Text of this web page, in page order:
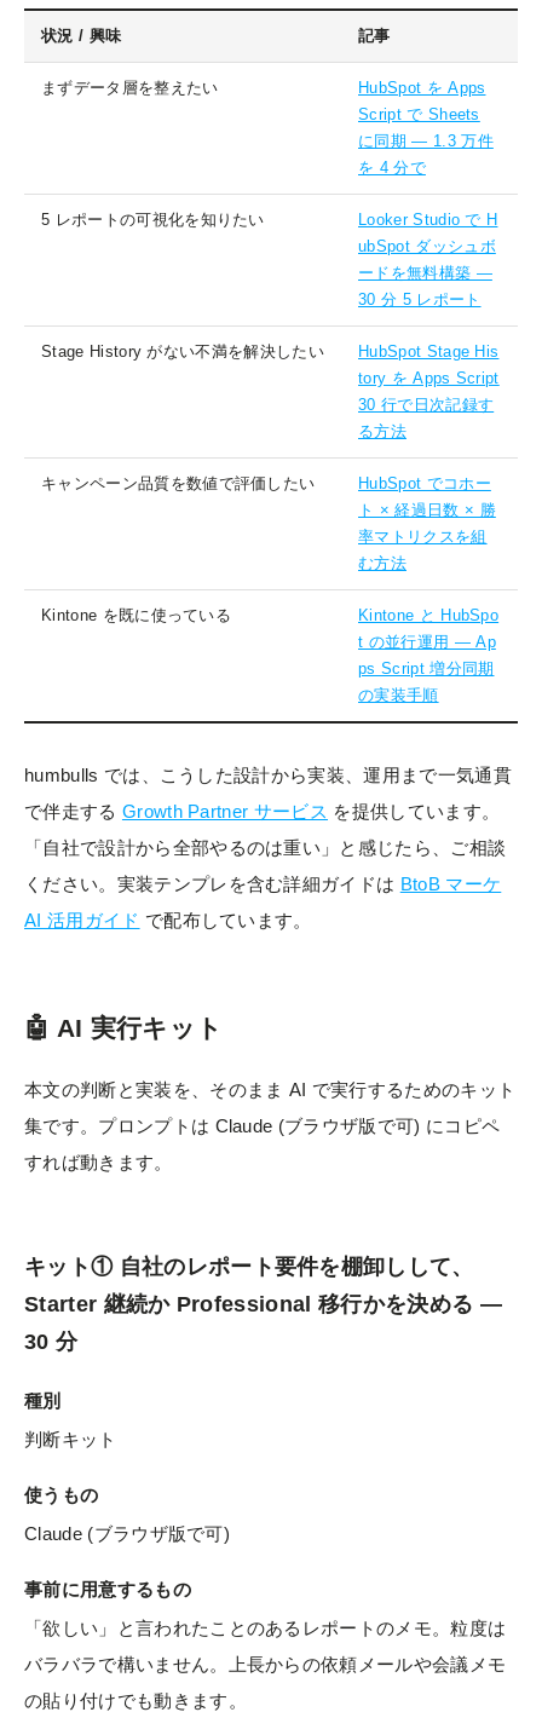
状況 / 興味 記事
まずデータ層を整えたい
HubSpot を Apps
Script で Sheets
に同期 — 1.3 万件
を 4 分で
5 レポートの可視化を知りたい
Looker Studio で H
ubSpot ダッシュボ
ードを無料構築 —
30 分 5 レポート
Stage History がない不満を解決したい
HubSpot Stage His
tory を Apps Script
30 行で日次記録す
る方法
キャンペーン品質を数値で評価したい
HubSpot でコホー
ト × 経過日数 × 勝
率マトリクスを組
む方法
Kintone を既に使っている
Kintone と HubSpo
t の並行運用 — Ap
ps Script 増分同期
の実装手順
humbulls では、こうした設計から実装、運用まで一気通貫
で伴走する Growth Partner サービス を提供しています。
「自社で設計から全部やるのは重い」と感じたら、ご相談
ください。実装テンプレを含む詳細ガイドは BtoB マーケ
AI 活用ガイド で配布しています。
🤖 AI 実行キット
本文の判断と実装を、そのまま AI で実行するためのキット
集です。プロンプトは Claude (ブラウザ版で可) にコピペ
すれば動きます。
キット① 自社のレポート要件を棚卸しして、
Starter 継続か Professional 移行かを決める —
30 分
種別
判断キット
使うもの
Claude (ブラウザ版で可)
事前に用意するもの
「欲しい」と言われたことのあるレポートのメモ。粒度は
バラバラで構いません。上長からの依頼メールや会議メモ
の貼り付けでも動きます。